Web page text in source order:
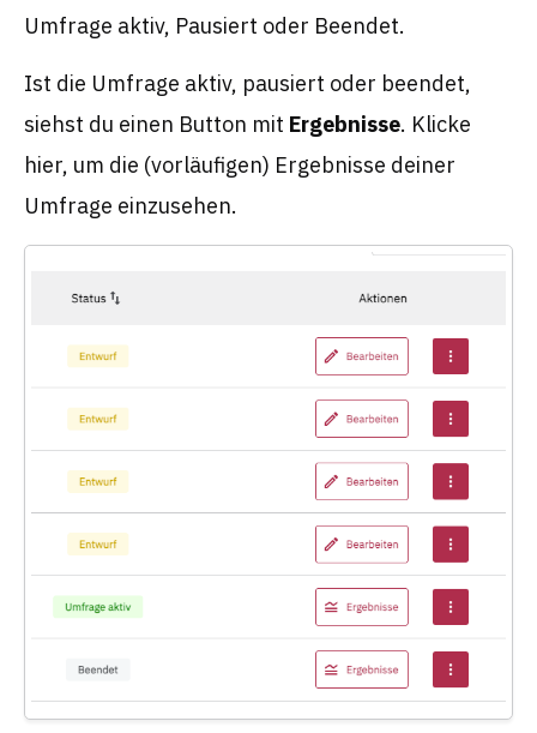
Umfrage aktiv, Pausiert oder Beendet.
Ist die Umfrage aktiv, pausiert oder beendet,
siehst du einen Button mit Ergebnisse. Klicke
hier, um die (vorläufigen) Ergebnisse deiner
Umfrage einzusehen.